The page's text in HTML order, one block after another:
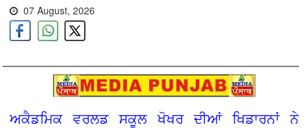
07 August, 2026
ਅਕੈਡਮਿਕ ਵਰਲਡ ਸਕੂਲ ਖੋਖਰ ਦੀਆਂ ਖਿਡਾਰਨਾਂ ਨੇ